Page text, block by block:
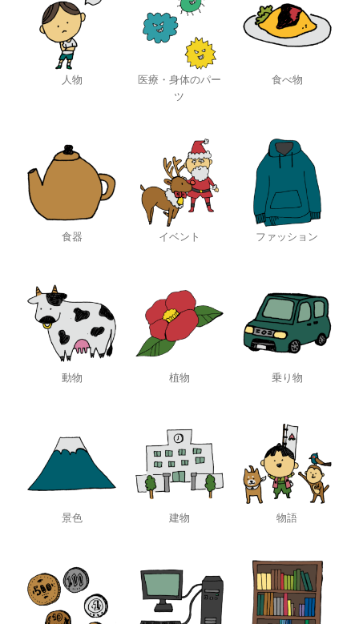
人物
医療・身体のパー
ツ
食べ物
食器 イベント ファッション
動物 植物 乗り物
景色 建物 物語